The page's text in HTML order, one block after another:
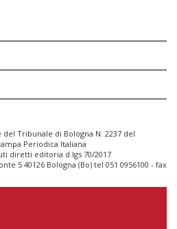
del Tribunale di Bologna N. 2237 del
Periodica Italiana
diretti editoria d.lgs 70/2017
5 40126 Bologna (Bo) tel 051 0956100 - fax